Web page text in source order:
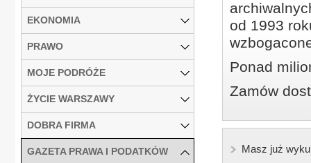
od 1993
Ponad
Zamów
Masz już
EKONOMIA
PRAWO
MOJE PODRÓŻE
ŻYCIE WARSZAWY
DOBRA FIRMA
GAZETA PRAWA I PODATKÓW